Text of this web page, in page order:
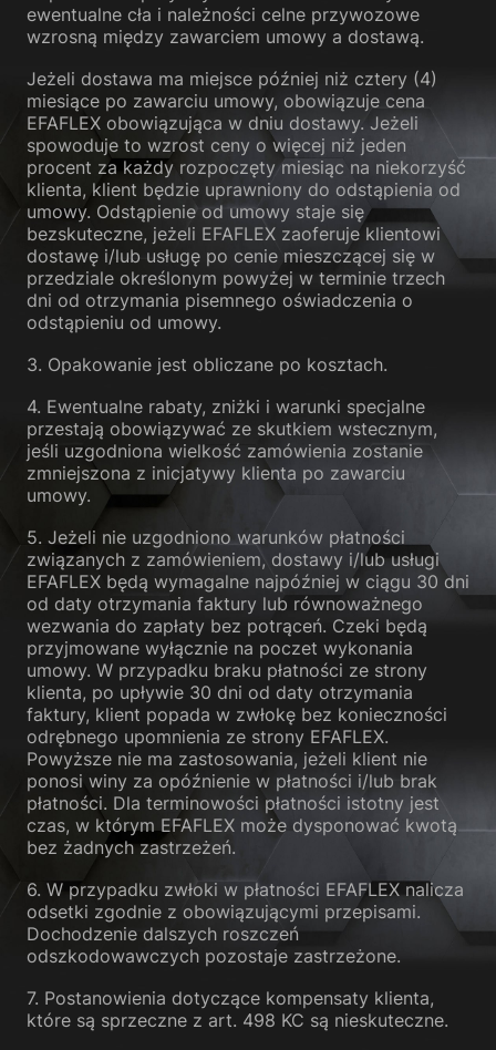
ewentualne cła i należności celne przywozowe
wzrosną między zawarciem umowy a dostawą.
Jeżeli dostawa ma miejsce później niż cztery (4)
miesiące po zawarciu umowy, obowiązuje cena
EFAFLEX obowiązująca w dniu dostawy. Jeżeli
spowoduje to wzrost ceny o więcej niż jeden
procent za każdy rozpoczęty miesiąc na niekorzyść
klienta, klient będzie uprawniony do odstąpienia od
umowy. Odstąpienie od umowy staje się
bezskuteczne, jeżeli EFAFLEX zaoferuje klientowi
dostawę i/lub usługę po cenie mieszczącej się w
przedziale określonym powyżej w terminie trzech
dni od otrzymania pisemnego oświadczenia o
odstąpieniu od umowy.
3. Opakowanie jest obliczane po kosztach.
4. Ewentualne rabaty, zniżki i warunki specjalne
przestają obowiązywać ze skutkiem wstecznym,
jeśli uzgodniona wielkość zamówienia zostanie
zmniejszona z inicjatywy klienta po zawarciu
umowy.
5. Jeżeli nie uzgodniono warunków płatności
związanych z zamówieniem, dostawy i/lub usługi
EFAFLEX będą wymagalne najpóźniej w ciągu 30 dni
od daty otrzymania faktury lub równoważnego
wezwania do zapłaty bez potrąceń. Czeki będą
przyjmowane wyłącznie na poczet wykonania
umowy. W przypadku braku płatności ze strony
klienta, po upływie 30 dni od daty otrzymania
faktury, klient popada w zwłokę bez konieczności
odrębnego upomnienia ze strony EFAFLEX.
Powyższe nie ma zastosowania, jeżeli klient nie
ponosi winy za opóźnienie w płatności i/lub brak
płatności. Dla terminowości płatności istotny jest
czas, w którym EFAFLEX może dysponować kwotą
bez żadnych zastrzeżeń.
6. W przypadku zwłoki w płatności EFAFLEX nalicza
odsetki zgodnie z obowiązującymi przepisami.
Dochodzenie dalszych roszczeń
odszkodowawczych pozostaje zastrzeżone.
7. Postanowienia dotyczące kompensaty klienta,
które są sprzeczne z art. 498 KC są nieskuteczne.